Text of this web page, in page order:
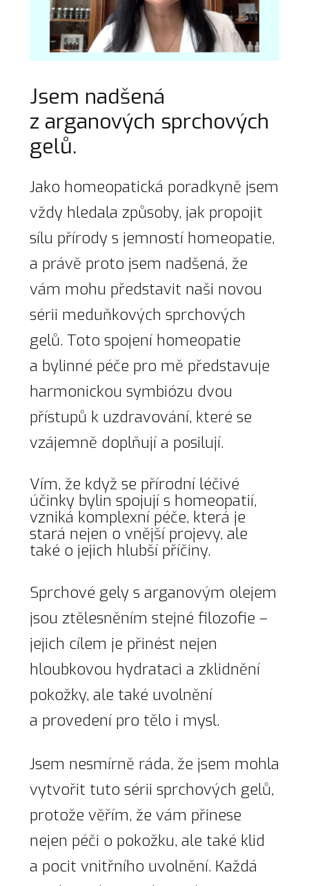
Jsem nadšená
z arganových sprchových
gelů.
Jako homeopatická poradkyně jsem
vždy hledala způsoby, jak propojit
sílu přírody s jemností homeopatie,
a právě proto jsem nadšená, že
vám mohu představit naši novou
sérii meduňkových sprchových
gelů. Toto spojení homeopatie
a bylinné péče pro mě představuje
harmonickou symbiózu dvou
přístupů k uzdravování, které se
vzájemně doplňují a posilují.
Vím, že když se přírodní léčivé
účinky bylin spojují s homeopatií,
vzniká komplexní péče, která je
stará nejen o vnější projevy, ale
také o jejich hlubší příčiny.
Sprchové gely s arganovým olejem
jsou ztělesněním stejné filozofie –
jejich cílem je přinést nejen
hloubkovou hydrataci a zklidnění
pokožky, ale také uvolnění
a provedení pro tělo i mysl.
Jsem nesmírně ráda, že jsem mohla
vytvořit tuto sérii sprchových gelů,
protože věřím, že vám přinese
nejen péči o pokožku, ale také klid
a pocit vnitřního uvolnění. Každá